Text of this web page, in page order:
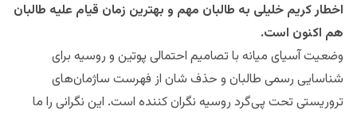
اخطار کریم خلیلی به طالبان مهم و بهترین زمان قیام علیه طالبان
هم اکنون است.
وضعیت آسیای میانه با تصامیم احتمالی پوتین و روسیه برای
شناسایی رسمی طالبان و حذف شان از فهرست ساژمان‌های
تروریستی تحت پی‌گرد روسیه نگران کننده است. این نگرانی را ما